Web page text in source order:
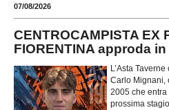
07/08/2026
CENTROCAMPISTA EX
FIORENTINA approda
L’Asta
Carlo Mignani,
2005 che
prossima